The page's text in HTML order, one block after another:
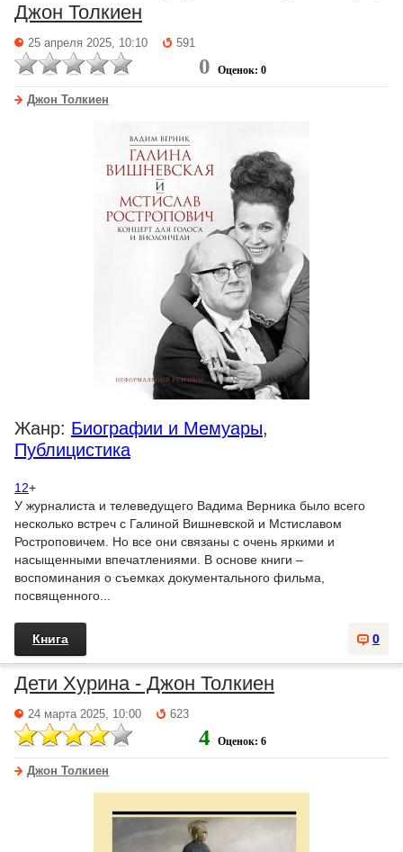
Джон Толкиен
25 апреля 2025, 10:10 591
0 Оценок: 0
Джон Толкиен
Жанр: Биографии и Мемуары,
Публицистика
12+
У журналиста и телеведущего Вадима Верника было всего
несколько встреч с Галиной Вишневской и Мстиславом
Ростроповичем. Но все они связаны с очень яркими и
насыщенными впечатлениями. В основе книги –
воспоминания о съемках документального фильма,
посвященного...
0
Книга
Дети Хурина - Джон Толкиен
24 марта 2025, 10:00 623
4 Оценок: 6
Джон Толкиен